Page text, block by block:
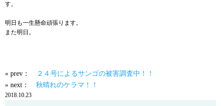
す。
明日も一生懸命頑張ります。
また明日。
« prev：
２４号によるサンゴの被害調査中！！
» next： 秋晴れのケラマ！！
2018.10.23